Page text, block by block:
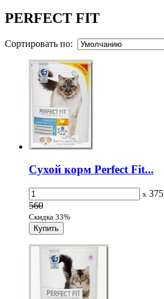
PERFECT FIT
Сортировать по:
Сухой корм Perfect Fit...
x 375
560
Скидка 33%